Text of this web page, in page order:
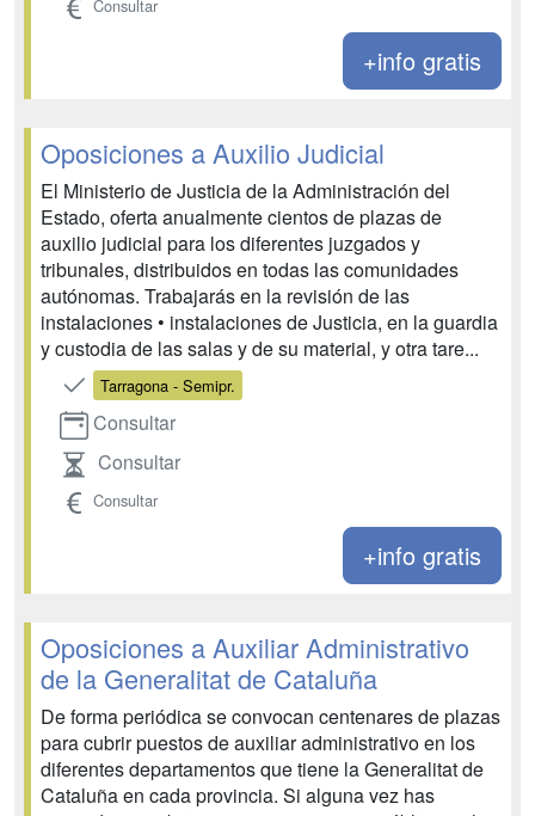
Consultar
+info gratis
Oposiciones a Auxilio Judicial
El Ministerio de Justicia de la Administración del
Estado, oferta anualmente cientos de plazas de
auxilio judicial para los diferentes juzgados y
tribunales, distribuidos en todas las comunidades
autónomas. Trabajarás en la revisión de las
instalaciones • instalaciones de Justicia, en la guardia
y custodia de las salas y de su material, y otra tare...
Tarragona - Semipr.
Consultar
Consultar
Consultar
+info gratis
Oposiciones a Auxiliar Administrativo
de la Generalitat de Cataluña
De forma periódica se convocan centenares de plazas
para cubrir puestos de auxiliar administrativo en los
diferentes departamentos que tiene la Generalitat de
Cataluña en cada provincia. Si alguna vez has